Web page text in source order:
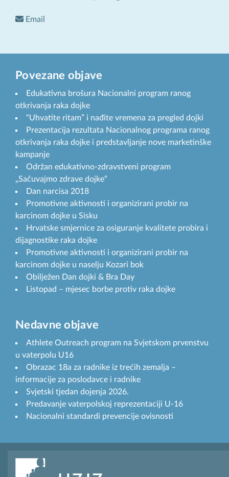
Email
Povezane objave
Edukativna brošura Nacionalni program ranog
otkrivanja raka dojke
“Uhvatite ritam” i nađite vremena za pregled dojki
Prezentacija rezultata Nacionalnog programa ranog
otkrivanja raka dojke i predstavljanje nove marketinške
kampanje
Održan edukativno-zdravstveni program
„Sačuvajmo zdrave dojke“
Dan narcisa 2018
Promotivne aktivnosti i organizirani probir na
karcinom dojke u Sisku
Hrvatske smjernice za osiguranje kvalitete probira i
dijagnostike raka dojke
Promotivne aktivnosti i organizirani probir na
karcinom dojke u naselju Kozari bok
Obilježen Dan dojki & Bra Day
Listopad – mjesec borbe protiv raka dojke
Nedavne objave
Athlete Outreach program na Svjetskom prvenstvu
u vaterpolu U16
Obrazac 18a za radnike iz trećih zemalja –
informacije za poslodavce i radnike
Svjetski tjedan dojenja 2026.
Predavanje vaterpolskoj reprezentaciji U-16
Nacionalni standardi prevencije ovisnosti